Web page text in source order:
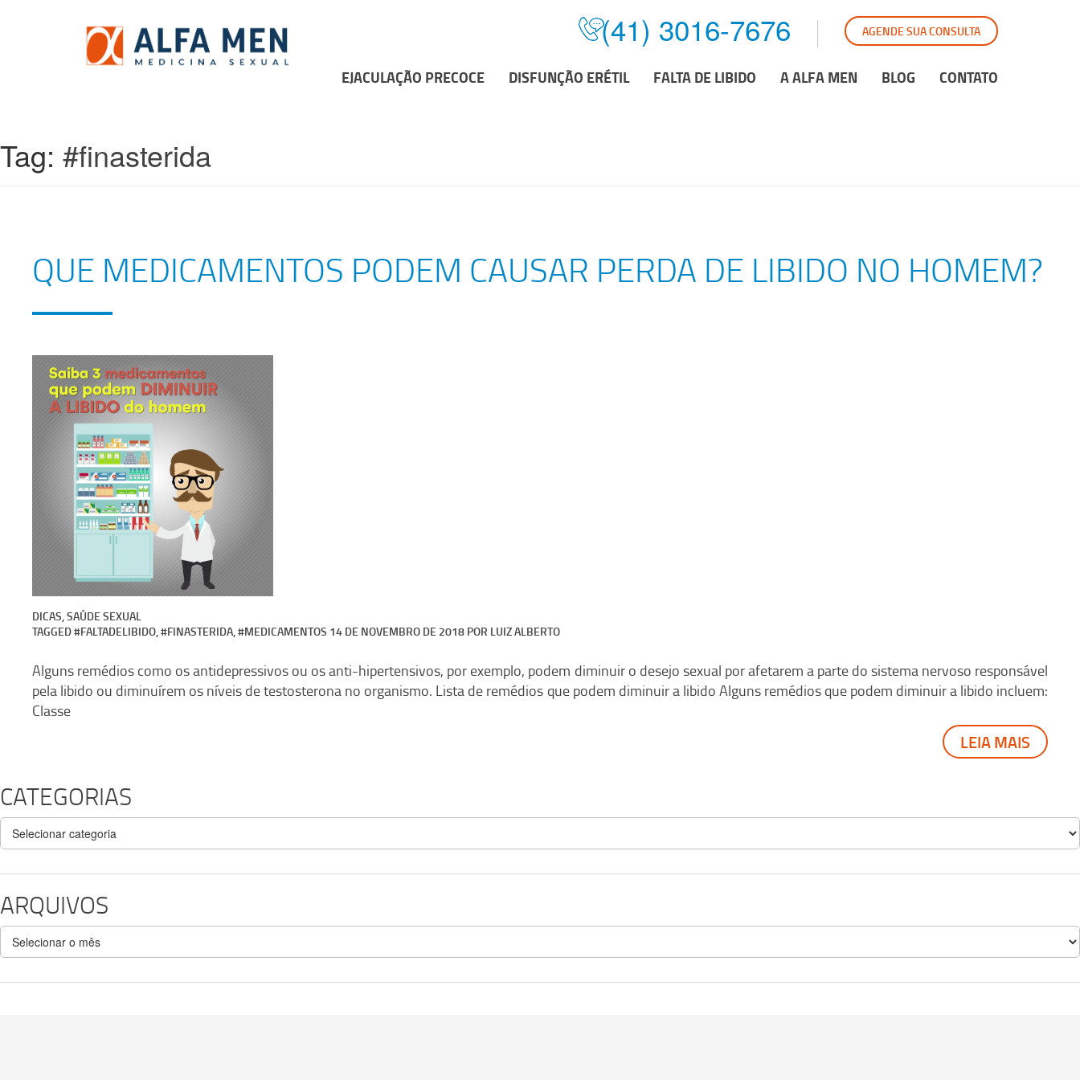
AGENDE SUA CONSULTA
(41) 3016-7676
EJACULAÇÃO PRECOCE DISFUNÇÃO ERÉTIL FALTA DE LIBIDO A ALFA MEN BLOG CONTATO
Tag: #finasterida
QUE MEDICAMENTOS PODEM CAUSAR PERDA DE LIBIDO NO HOMEM?
DICAS,SAÚDE SEXUAL
TAGGED#FALTADELIBIDO,#FINASTERIDA,#MEDICAMENTOS 14 DE NOVEMBRO DE 2018 POR LUIZ ALBERTO
Alguns remédios como os antidepressivos ou os anti-hipertensivos, por exemplo, podem diminuir o desejo sexual por afetarem a parte do sistema nervoso responsável
pela libido ou diminuírem os níveis de testosterona no organismo. Lista de remédios que podem diminuir a libido Alguns remédios que podem diminuir a libido incluem:
Classe
LEIA MAIS
CATEGORIAS
Categorias
ARQUIVOS
Arquivos